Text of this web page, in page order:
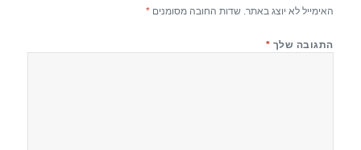
האימייל לא יוצג באתר. שדות החובה מסומנים*
התגובה שלך *